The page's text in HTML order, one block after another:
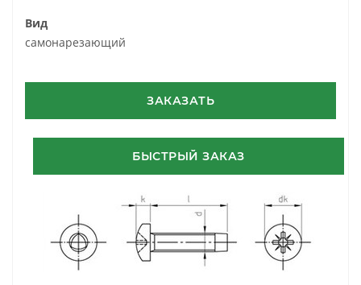
Вид
самонарезающий
ЗАКАЗАТЬ
БЫСТРЫЙ ЗАКАЗ